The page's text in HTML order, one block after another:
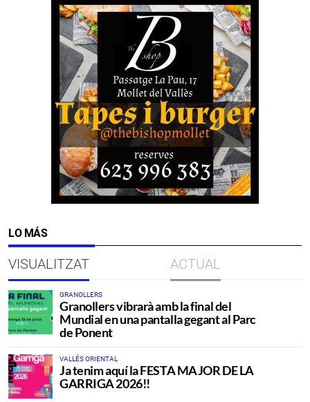
LO MÁS
VISUALITZAT ACTUAL
GRANOLLERS
Granollers vibrarà amb la final del
Mundial en una pantalla gegant al Parc
de Ponent
VALLÉS ORIENTAL
Ja tenim aquí la FESTA MAJOR DE LA
GARRIGA 2026!!